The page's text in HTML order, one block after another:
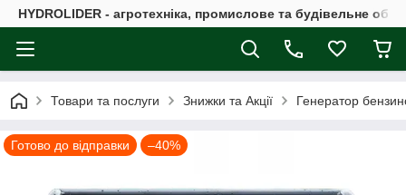
HYDROLIDER - агротехніка, промислове та будівельне
Товари та послуги Знижки та Акції Генератор
Готово до відправки –40%